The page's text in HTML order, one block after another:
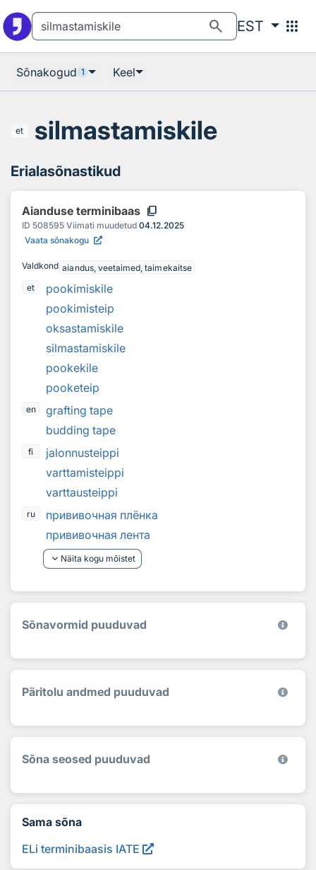
search EST apps
Sõnakogud 1 Keel
et silmastamiskile
Erialasõnastikud
Aianduse terminibaas content_copy
ID 508595 Viimati muudetud 04.12.2025
Vaata sõnakogu
Valdkond aiandus, veetaimed, taimekaitse
et
pookimiskile
pookimisteip
oksastamiskile
silmastamiskile
pookekile
pooketeip
en
grafting tape
budding tape
fi
jalonnusteippi
varttamisteippi
varttausteippi
ru
прививочная плёнка
прививочная лента
keyboard_arrow_down Näita kogu mõistet
Sõnavormid puuduvad
Päritolu andmed puuduvad
Sõna seosed puuduvad
Sama sõna
ELi terminibaasis IATE